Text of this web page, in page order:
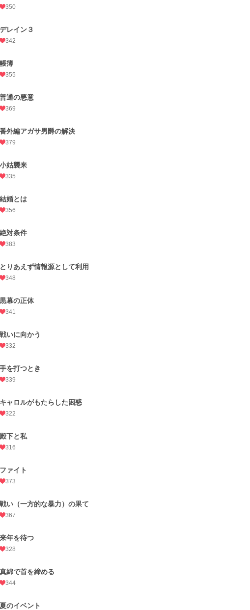
350
デレイン３
342
帳簿
355
普通の悪意
369
番外編アガサ男爵の解決
379
小姑襲来
335
結婚とは
356
絶対条件
383
とりあえず情報源として利用
348
黒幕の正体
341
戦いに向かう
332
手を打つとき
339
キャロルがもたらした困惑
322
殿下と私
316
ファイト
373
戦い（一方的な暴力）の果て
367
来年を待つ
328
真綿で首を締める
344
夏のイベント